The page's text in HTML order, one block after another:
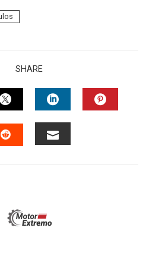
SHARE
TWITTERLINKEDIN